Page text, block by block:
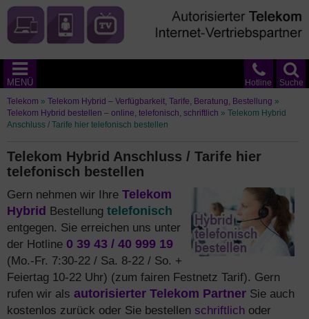
Suche
Hotline
MENÜ
Telekom » Telekom Hybrid – Verfügbarkeit, Tarife, Beratung, Bestellung »
Telekom Hybrid bestellen – online, telefonisch, schriftlich » Telekom Hybrid
Anschluss / Tarife hier telefonisch bestellen
Telekom Hybrid Anschluss / Tarife hier
telefonisch bestellen
Gern nehmen wir Ihre Telekom
Hybrid Bestellung telefonisch
entgegen. Sie erreichen uns unter
der Hotline 0 39 43 / 40 999 19
(Mo.-Fr. 7:30-22 / Sa. 8-22 / So. +
Feiertag 10-22 Uhr) (zum fairen Festnetz Tarif). Gern
rufen wir als autorisierter Telekom Partner Sie auch
kostenlos zurück oder Sie bestellen schriftlich oder